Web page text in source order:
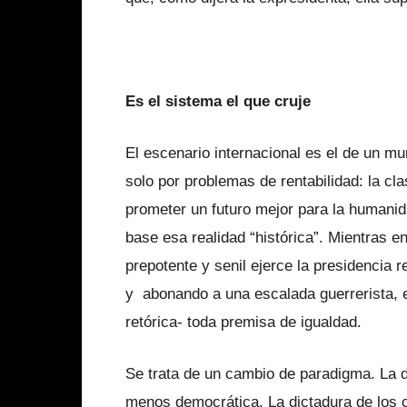
Es el sistema el que cruje
El escenario internacional es el de un
solo por problemas de rentabilidad: la
prometer un futuro mejor para la
base esa realidad “histórica”. Mientras
prepotente y senil ejerce la presidencia
y abonando a una escalada guerrerista,
retórica- toda premisa de igualdad.
Se trata de un cambio de paradigma.
menos democrática. La dictadura de